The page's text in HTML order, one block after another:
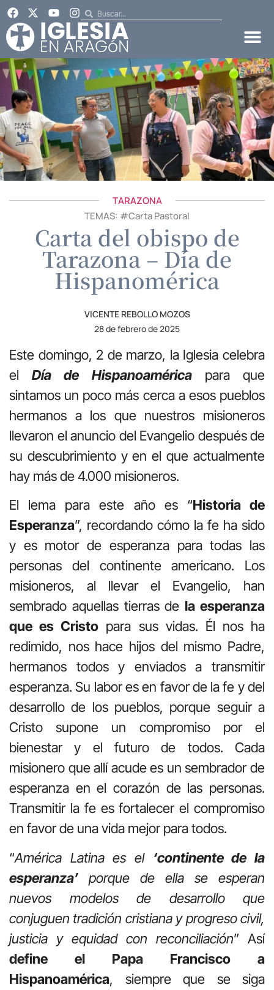
TARAZONA
TEMAS: #Carta Pastoral
Carta del obispo de
Tarazona – Día de
Hispanomérica
VICENTE REBOLLO MOZOS
28 de febrero de 2025
Este domingo, 2 de marzo, la Iglesia celebra
elDía de Hispanoaméricapara que
sintamos un poco más cerca a esos pueblos
hermanos a los que nuestros misioneros
llevaron el anuncio del Evangelio después de
su descubrimiento y en el que actualmente
hay más de 4.000 misioneros.
El lema para este año es “Historia de
Esperanza”, recordando cómo la fe ha sido
y es motor de esperanza para todas las
personas del continente americano. Los
misioneros, al llevar el Evangelio, han
sembrado aquellas tierras de la esperanza
que es Cristo para sus vidas. Él nos ha
redimido, nos hace hijos del mismo Padre,
hermanos todos y enviados a transmitir
esperanza. Su labor es en favor de la fe y del
desarrollo de los pueblos, porque seguir a
Cristo supone un compromiso por el
bienestar y el futuro de todos. Cada
misionero que allí acude es un sembrador de
esperanza en el corazón de las personas.
Transmitir la fe es fortalecer el compromiso
en favor de una vida mejor para todos.
“América Latina es el ‘continente de la
esperanza’porque de ella se esperan
nuevos modelos de desarrollo que
conjuguen tradición cristiana y progreso civil,
justicia y equidad con reconciliación” Así
define el Papa Francisco a
Hispanoamérica, siempre que se siga